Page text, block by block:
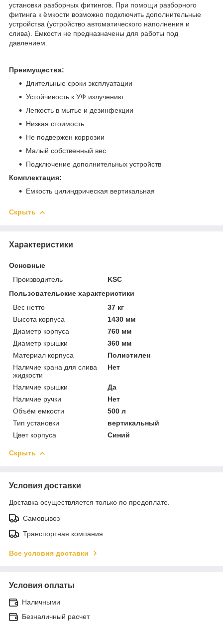
установки разборных фитингов. При помощи разборного
фитинга к ёмкости возможно подключить дополнительные
устройства (устройство автоматического наполнения и
слива). Ёмкости не предназначены для работы под
давлением.
Преимущества:
Длительные сроки эксплуатации
Устойчивость к УФ излучению
Легкость в мытье и дезинфекции
Низкая стоимость
Не подвержен коррозии
Малый собственный вес
Подключение дополнительных устройств
Комплектация:
Емкость цилиндрическая вертикальная
Скрыть
Характеристики
Основные
Производитель
KSC
Пользовательские характеристики
Вес нетто
37 кг
Высота корпуса
1430 мм
Диаметр корпуса
760 мм
Диаметр крышки
360 мм
Материал корпуса
Полиэтилен
Наличие крана для слива
жидкости
Нет
Наличие крышки
Да
Наличие ручки
Нет
Объём емкости
500 л
Тип установки
вертикальный
Цвет корпуса
Синий
Скрыть
Условия доставки
Доставка осуществляется только по предоплате.
Самовывоз
Транспортная компания
Все условия доставки
Условия оплаты
Наличными
Безналичный расчет